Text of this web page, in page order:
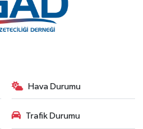
Hava Durumu
Trafik Durumu